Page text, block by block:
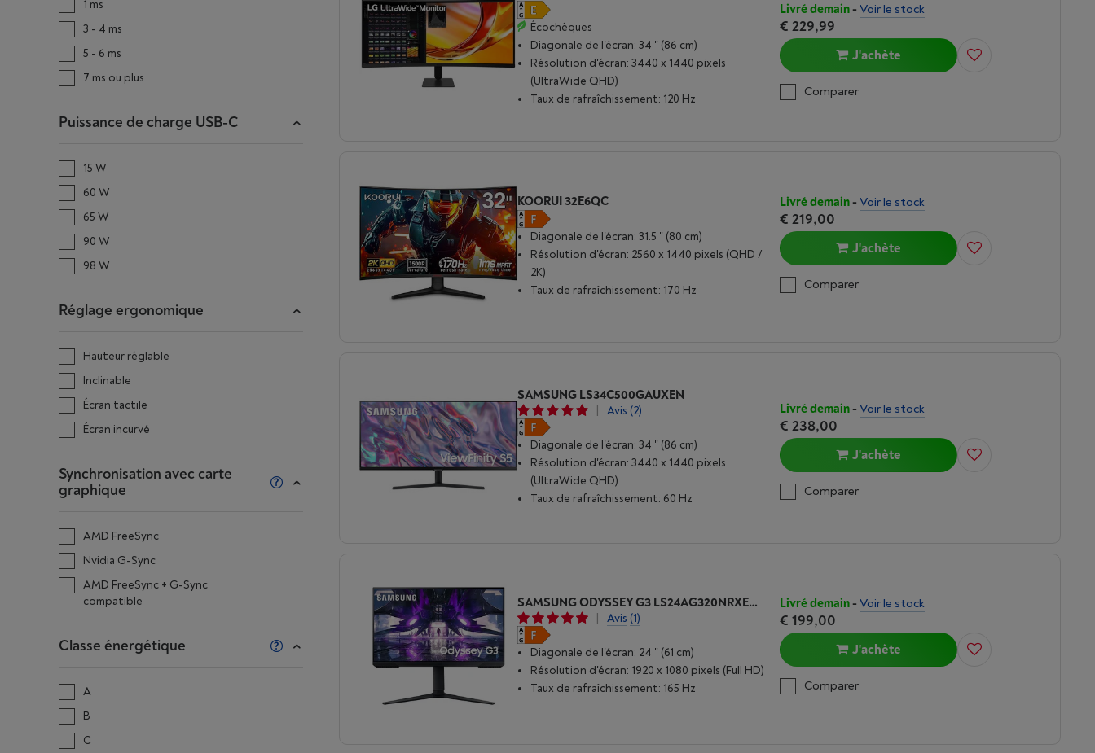
1 ms
3 - 4 ms
5 - 6 ms
7 ms ou plus
Puissance de charge USB-C
15 W
60 W
65 W
90 W
98 W
Réglage ergonomique
Hauteur réglable
Inclinable
Écran tactile
Écran incurvé
Synchronisation avec carte
graphique
AMD FreeSync
Nvidia G-Sync
AMD FreeSync + G-Sync
compatible
Classe énergétique
A
B
C
Écochèques
Diagonale de l'écran: 34 " (86 cm)
Résolution d'écran: 3440 x 1440 pixels
(UltraWide QHD)
Taux de rafraîchissement: 120 Hz
Livré demain- Voir le stock
€ 229,99
J'achète
Comparer
KOORUI 32E6QC
Diagonale de l'écran: 31.5 " (80 cm)
Résolution d'écran: 2560 x 1440 pixels (QHD /
2K)
Taux de rafraîchissement: 170 Hz
Livré demain- Voir le stock
€ 219,00
J'achète
Comparer
SAMSUNG LS34C500GAUXEN
Avis (2)
Diagonale de l'écran: 34 " (86 cm)
Résolution d'écran: 3440 x 1440 pixels
(UltraWide QHD)
Taux de rafraîchissement: 60 Hz
Livré demain- Voir le stock
€ 238,00
J'achète
Comparer
SAMSUNG ODYSSEY G3 LS24AG320NRXEN (2023)
Avis (1)
Diagonale de l'écran: 24 " (61 cm)
Résolution d'écran: 1920 x 1080 pixels (Full HD)
Taux de rafraîchissement: 165 Hz
Livré demain- Voir le stock
€ 199,00
J'achète
Comparer